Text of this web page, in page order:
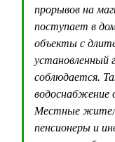
прорывов на
поступает в
объекты с
установленный
соблюдается.
водоснабжение
Местные
пенсионеры и